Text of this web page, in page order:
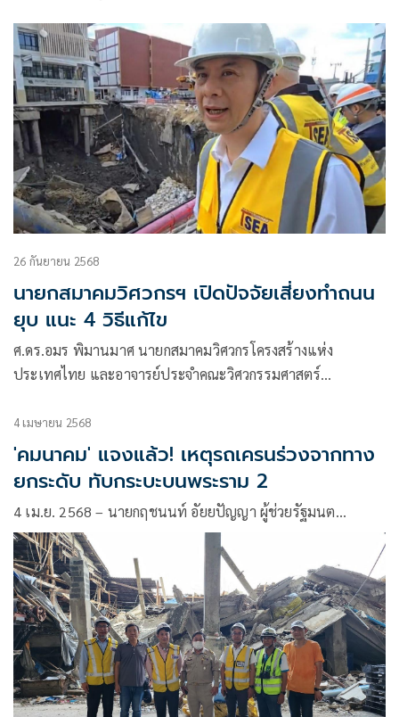
26 กันยายน 2568
นายกสมาคมวิศวกรฯ เปิดปัจจัยเสี่ยงทำถนน
ยุบ แนะ 4 วิธีแก้ไข
ศ.ดร.อมร พิมานมาศ นายกสมาคมวิศวกรโครงสร้างแห่ง
ประเทศไทย และอาจารย์ประจำคณะวิศวกรรมศาสตร์
4 เมษายน 2568
'คมนาคม' แจงแล้ว! เหตุรถเครนร่วงจากทาง
ยกระดับ ทับกระบะบนพระราม 2
4 เม.ย. 2568 – นายกฤชนนท์ อัยยปัญญา ผู้ช่วยรัฐมนต…